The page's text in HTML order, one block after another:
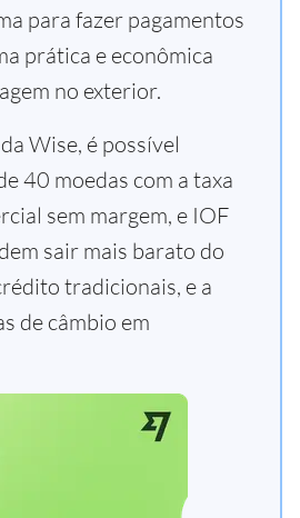
para fazer pagamentos
prática e econômica
no exterior.
Wise, é possível
40 moedas com a taxa
sem margem, e IOF
sair mais barato do
tradicionais, e a
de câmbio em